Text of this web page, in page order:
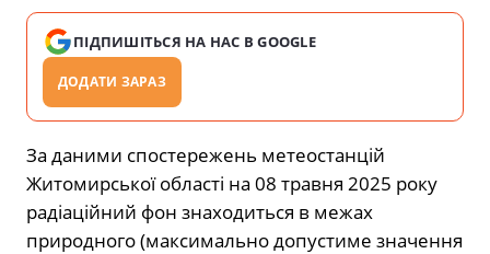
ПІДПИШІТЬСЯ НА НАС В GOOGLE
ДОДАТИ ЗАРАЗ
За даними спостережень метеостанцій
Житомирської області на 08 травня 2025 року
радіаційний фон знаходиться в межах
природного (максимальнодопустиме значення